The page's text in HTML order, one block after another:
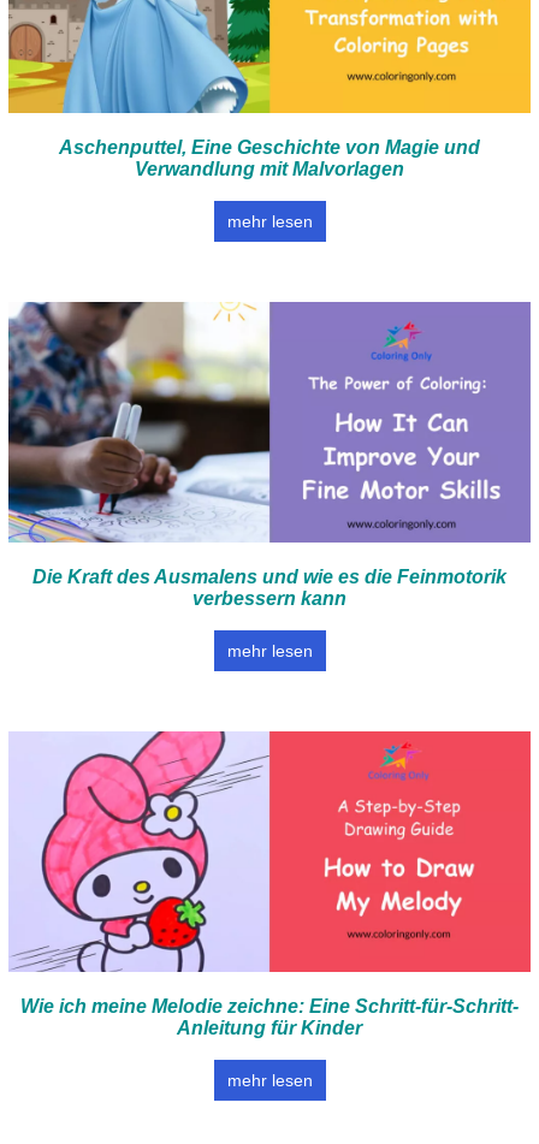
Aschenputtel, Eine Geschichte von Magie und
Verwandlung mit Malvorlagen
mehr lesen
Die Kraft des Ausmalens und wie es die Feinmotorik
verbessern kann
mehr lesen
Wie ich meine Melodie zeichne: Eine Schritt-für-Schritt-
Anleitung für Kinder
mehr lesen